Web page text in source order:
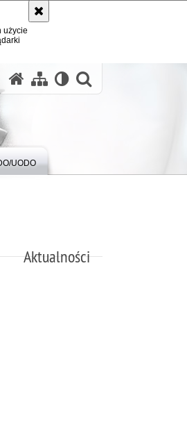
użycie
UODO
Aktualności